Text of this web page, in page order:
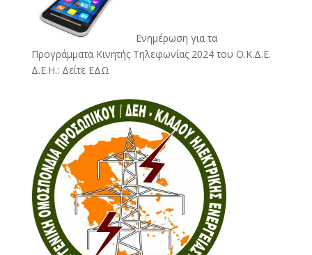
Ενημέρωση για τα
Προγράμματα Κινητής Τηλεφωνίας 2024 του Ο.Κ.Δ.Ε.
Δ.Ε.Η.: Δείτε ΕΔΩ